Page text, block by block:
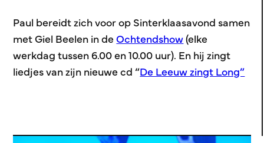
Paul bereidt zich voor op Sinterklaasavond samen
met Giel Beelen in deOchtendshow(elke
werkdag tussen 6.00 en 10.00 uur). En hij zingt
liedjes van zijn nieuwe cd “De Leeuw zingt Long”